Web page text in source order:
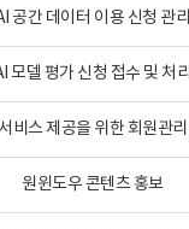
공간 데이터 이용 신청 관리
모델 평가 신청 접수 및 처리
서비스 제공을 위한 회원관리
원윈도우 콘텐츠 홍보